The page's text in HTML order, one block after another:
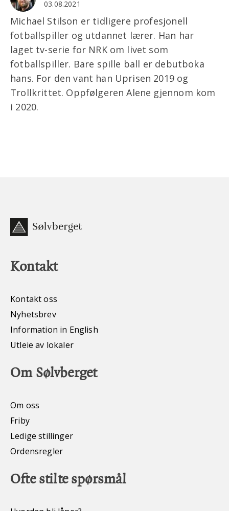
03.08.2021
Michael Stilson er tidligere profesjonell
fotballspiller og utdannet lærer. Han har
laget tv-serie for NRK om livet som
fotballspiller. Bare spille ball er debutboka
hans. For den vant han Uprisen 2019 og
Trollkrittet. Oppfølgeren Alene gjennom kom
i 2020.
Kontakt
Kontakt oss
Nyhetsbrev
Information in English
Utleie av lokaler
Om Sølvberget
Om oss
Friby
Ledige stillinger
Ordensregler
Ofte stilte spørsmål